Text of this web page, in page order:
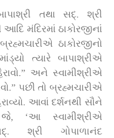
તથા સદ્. શ્રી
આદિ મંદિરમાં ઠાકોરજીનાં
ઠાકોરજીનો
ત્‍યારે બાપાશ્રીએ
અને સ્વામીશ્રીએ
પછી તો બ્રહ્મચારીએ
આવાં દર્શનથી સૌને
‘આ સ્વામીશ્રીએ
શ્રી ગોપાળાનંદ